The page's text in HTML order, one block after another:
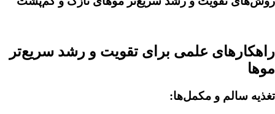
راهکارهای علمی برای تقویت و رشد سریع‌تر
موها
تغذیه سالم و مکمل‌ها: